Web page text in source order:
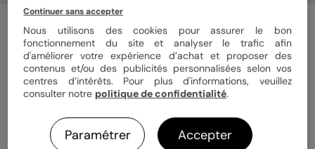
Organiseur perpétuel coloré
Format Mural 21x29,5 cm
Quantité 1 calendrier
Continuer sans accepter
Nous utilisons des cookies pour assurer le bon
fonctionnement du site et analyser le trafic afin
d'améliorer votre expérience d’achat et proposer des
contenus et/ou des publicités personnalisées selon vos
centres d’intérêts. Pour plus d'informations, veuillez
consulter notre politique de confidentialité.
Paramétrer Accepter